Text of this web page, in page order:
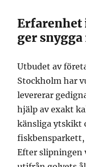
ger
Utbudet av
Stockholm har
levererar
hjälp av exakt
känsliga ytskikt
fiskbensparkett,
Efter slipningen